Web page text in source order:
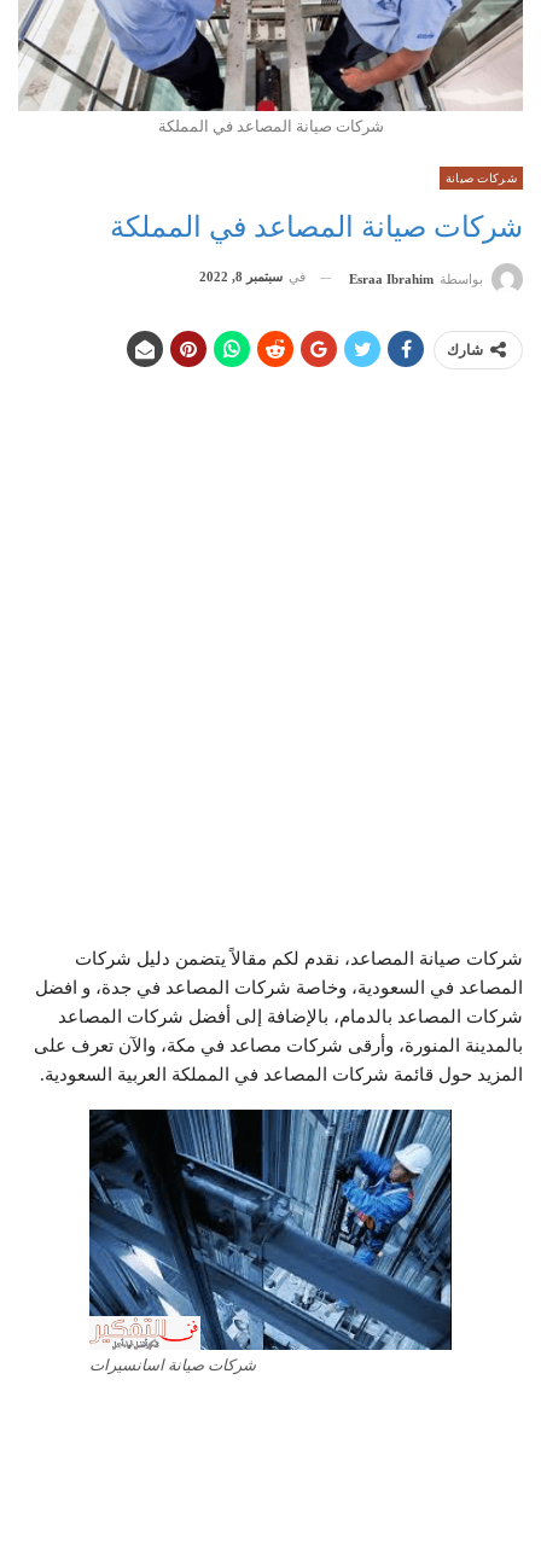
شركات صيانة المصاعد في المملكة
شركات صيانة
شركات صيانة المصاعد في المملكة
بواسطة Esraa Ibrahim في سبتمبر 8, 2022
شارك
شركات صيانة المصاعد، نقدم لكم مقالاً يتضمن دليل شركات
المصاعد في السعودية، وخاصة شركات المصاعد في جدة، و افضل
شركات المصاعد بالدمام، بالإضافة إلى أفضل شركات المصاعد
بالمدينة المنورة، وأرقى شركات مصاعد في مكة، والآن تعرف على
المزيد حول قائمة شركات المصاعد في المملكة العربية السعودية.
شركات صيانة اسانسيرات